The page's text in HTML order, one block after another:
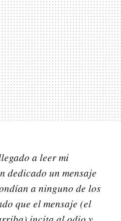
a leer mi
dedicado un mensaje
a ninguno de los
que el mensaje (el